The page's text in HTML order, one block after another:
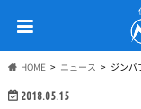
HOME ニュース ジンバ
2018.05.15